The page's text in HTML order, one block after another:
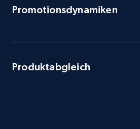
URL, Product id, Title, Seller
Promotionsdynamiken
Produktabgleich